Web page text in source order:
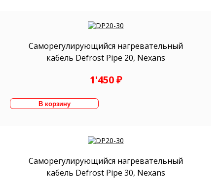
Саморегулирующийся нагревательный
кабель Defrost Pipe 20, Nexans
1'450 ₽
Саморегулирующийся нагревательный
кабель Defrost Pipe 30, Nexans